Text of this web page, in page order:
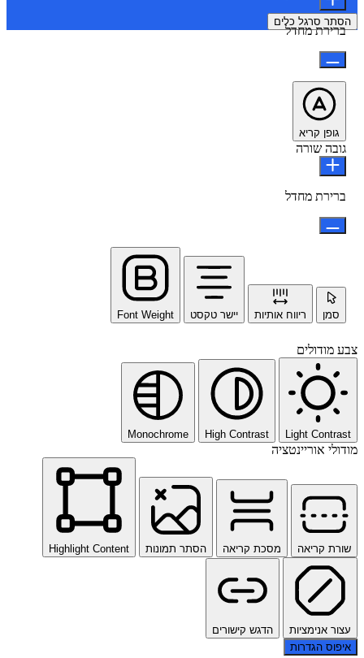
הסתר סרגל כלים
ברירת מחדל
גופן קריא
גובה שורה
ברירת מחדל
סמן ריווח אותיות יישר טקסט Font Weight
צבע מודולים
Light Contrast
High Contrast
Monochrome
מודולי אוריינטציה
שורת קריאה מסכת קריאה הסתר תמונות Highlight Content
עצור אנימציות
הדגש קישורים
איפוס הגדרות